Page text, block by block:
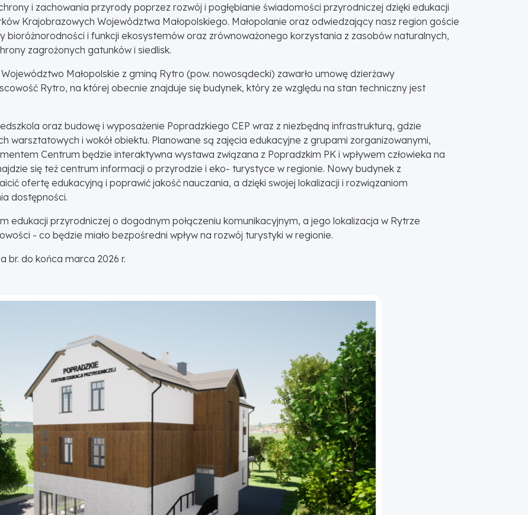
i zachowania przyrody poprzez rozwój i pogłębianie świadomości przyrodniczej dzięki edukacji
Krajobrazowych Województwa Małopolskiego. Małopolanie oraz odwiedzający nasz region goście
bioróżnorodności i funkcji ekosystemów oraz zrównoważonego korzystania z zasobów naturalnych,
zagrożonych gatunków i siedlisk.
Małopolskie z gminą Rytro (pow. nowosądecki) zawarło umowę dzierżawy
Rytro, na której obecnie znajduje się budynek, który ze względu na stan techniczny jest
oraz budowę i wyposażenie Popradzkiego CEP wraz z niezbędną infrastrukturą, gdzie
warsztatowych i wokół obiektu. Planowane są zajęcia edukacyjne z grupami zorganizowanymi,
Centrum będzie interaktywna wystawa związana z Popradzkim PK i wpływem człowieka na
się też centrum informacji o przyrodzie i eko- turystyce w regionie. Nowy budynek z
ofertę edukacyjną i poprawić jakość nauczania, a dzięki swojej lokalizacji i rozwiązaniom
dostępności.
edukacji przyrodniczej o dogodnym połączeniu komunikacyjnym, a jego lokalizacja w Rytrze
- co będzie miało bezpośredni wpływ na rozwój turystyki w regionie.
br. do końca marca 2026 r.